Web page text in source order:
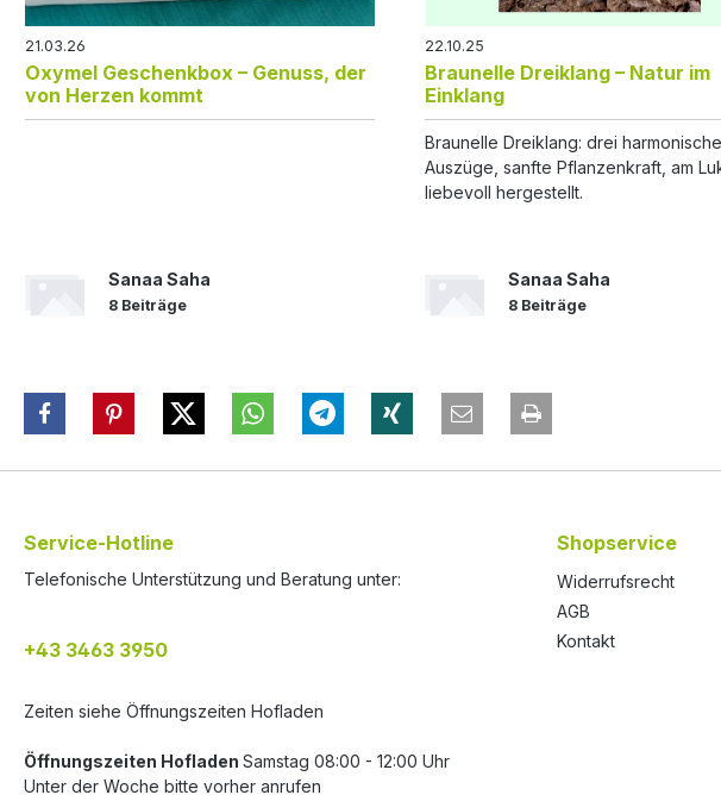
21.03.26
Oxymel Geschenkbox – Genuss, der
von Herzen kommt
Sanaa Saha
8 Beiträge
22.10.25
Braunelle Dreiklang – Natur im
Einklang
Braunelle Dreiklang: drei harmonische
Auszüge, sanfte Pflanzenkraft, am
liebevoll hergestellt.
Sanaa Saha
8 Beiträge
Service-Hotline
Telefonische Unterstützung und Beratung unter:
+43 3463 3950
Zeiten siehe Öffnungszeiten Hofladen
Öffnungszeiten Hofladen Samstag 08:00 - 12:00 Uhr
Unter der Woche bitte vorher anrufen
Shopservice
Widerrufsrecht
AGB
Kontakt